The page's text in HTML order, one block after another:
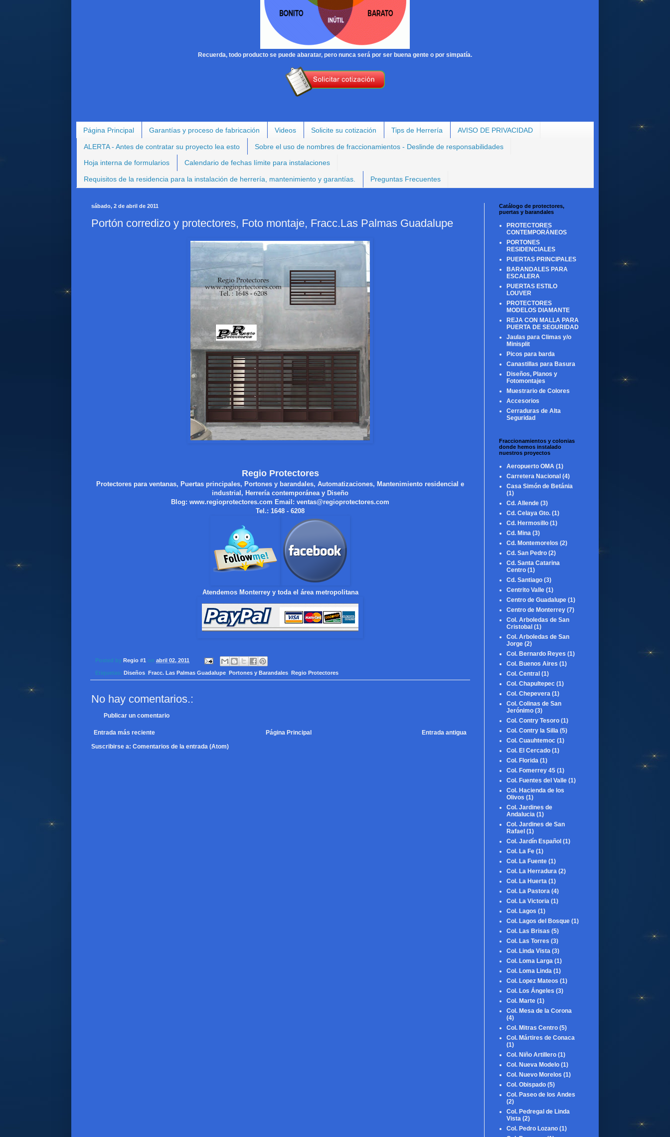
Recuerda, todo producto se puede abaratar, pero nunca será por ser buena gente o por simpatía.
Página Principal Garantías y proceso de fabricación Videos Solicite su cotización Tips de Herrería AVISO DE PRIVACIDAD
ALERTA - Antes de contratar su proyecto lea esto Sobre el uso de nombres de fraccionamientos - Deslinde de responsabilidades
Hoja interna de formularios Calendario de fechas límite para instalaciones
Requisitos de la residencia para la instalación de herrería, mantenimiento y garantías. Preguntas Frecuentes
sábado, 2 de abril de 2011
Portón corredizo y protectores, Foto montaje, Fracc.Las Palmas Guadalupe
Regio Protectores
Protectores para ventanas, Puertas principales, Portones y barandales, Automatizaciones, Mantenimiento residencial e
industrial, Herrería contemporánea y Diseño
Blog: www.regioprotectores.com Email: ventas@regioprotectores.com
Tel.: 1648 - 6208
Atendemos Monterrey y toda el área metropolitana
Posted by Regio #1 on abril 02, 2011
Etiquetas: Diseños, Fracc. Las Palmas Guadalupe, Portones y Barandales, Regio Protectores
No hay comentarios.:
Publicar un comentario
Entrada más reciente Entrada antigua
Página Principal
Suscribirse a: Comentarios de la entrada (Atom)
Catálogo de protectores,
puertas y barandales
PROTECTORES
CONTEMPORÁNEOS
PORTONES
RESIDENCIALES
PUERTAS PRINCIPALES
BARANDALES PARA
ESCALERA
PUERTAS ESTILO
LOUVER
PROTECTORES
MODELOS DIAMANTE
REJA CON MALLA PARA
PUERTA DE SEGURIDAD
Jaulas para Climas y/o
Minisplit
Picos para barda
Canastillas para Basura
Diseños, Planos y
Fotomontajes
Muestrario de Colores
Accesorios
Cerraduras de Alta
Seguridad
Fraccionamientos y colonias
donde hemos instalado
nuestros proyectos
Aeropuerto OMA (1)
Carretera Nacional (4)
Casa Simón de Betánia
(1)
Cd. Allende (3)
Cd. Celaya Gto. (1)
Cd. Hermosillo (1)
Cd. Mina (3)
Cd. Montemorelos (2)
Cd. San Pedro (2)
Cd. Santa Catarina
Centro (1)
Cd. Santiago (3)
Centrito Valle (1)
Centro de Guadalupe (1)
Centro de Monterrey (7)
Col. Arboledas de San
Cristobal (1)
Col. Arboledas de San
Jorge (2)
Col. Bernardo Reyes (1)
Col. Buenos Aires (1)
Col. Central (1)
Col. Chapultepec (1)
Col. Chepevera (1)
Col. Colinas de San
Jerónimo (3)
Col. Contry Tesoro (1)
Col. Contry la Silla (5)
Col. Cuauhtemoc (1)
Col. El Cercado (1)
Col. Florida (1)
Col. Fomerrey 45 (1)
Col. Fuentes del Valle (1)
Col. Hacienda de los
Olivos (1)
Col. Jardines de
Andalucia (1)
Col. Jardines de San
Rafael (1)
Col. Jardín Español (1)
Col. La Fe (1)
Col. La Fuente (1)
Col. La Herradura (2)
Col. La Huerta (1)
Col. La Pastora (4)
Col. La Victoria (1)
Col. Lagos (1)
Col. Lagos del Bosque (1)
Col. Las Brisas (5)
Col. Las Torres (3)
Col. Linda Vista (3)
Col. Loma Larga (1)
Col. Loma Linda (1)
Col. Lopez Mateos (1)
Col. Los Ángeles (3)
Col. Marte (1)
Col. Mesa de la Corona
(4)
Col. Mitras Centro (5)
Col. Mártires de Conaca
(1)
Col. Niño Artillero (1)
Col. Nueva Modelo (1)
Col. Nuevo Morelos (1)
Col. Obispado (5)
Col. Paseo de los Andes
(2)
Col. Pedregal de Linda
Vista (2)
Col. Pedro Lozano (1)